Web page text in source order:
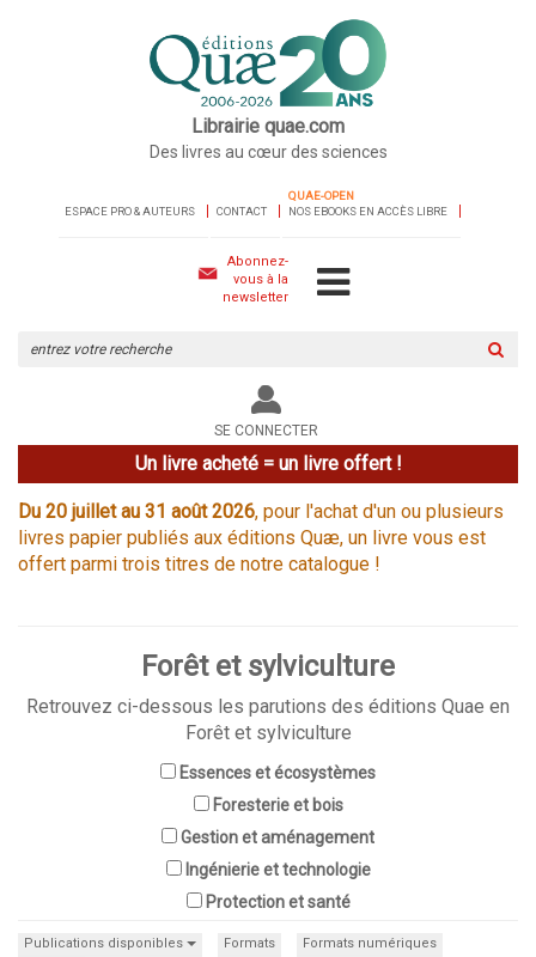
Librairie quae.com
Des livres au cœur des sciences
ESPACE PRO & AUTEURS CONTACT
QUAE-OPEN
NOS EBOOKS EN ACCÈS LIBRE
Abonnez-
vous à la
newsletter
le
site
SE CONNECTER
Un livre acheté = un livre offert !
Du 20 juillet au 31 août 2026, pour l'achat d'un ou plusieurs
livres papier publiés aux éditions Quæ, un livre vous est
offert parmi trois titres de notre catalogue !
Forêt et sylviculture
Retrouvez ci-dessous les parutions des éditions Quae en
Forêt et sylviculture
Essences et écosystèmes
Foresterie et bois
Gestion et aménagement
Ingénierie et technologie
Protection et santé
Publications disponibles Formats
Formats numériques